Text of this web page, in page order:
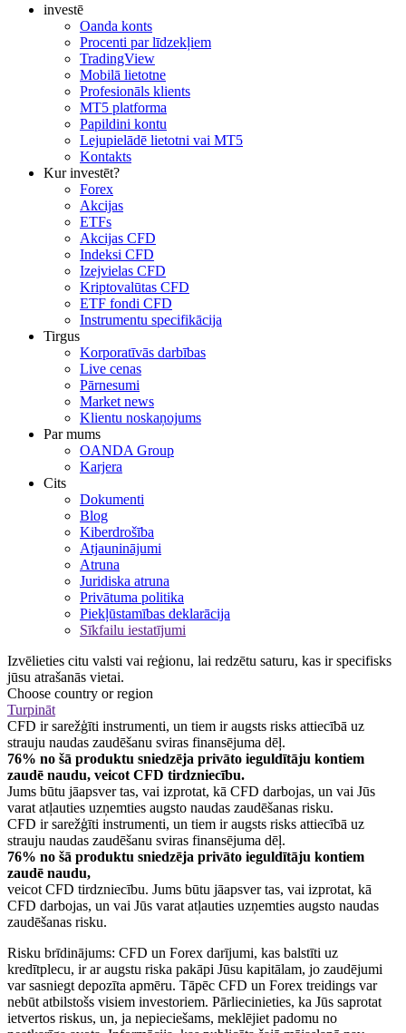
investē
Oanda konts
Procenti par līdzekļiem
TradingView
Mobilā lietotne
Profesionāls klients
MT5 platforma
Papildini kontu
Lejupielādē lietotni vai MT5
Kontakts
Kur investēt?
Forex
Akcijas
ETFs
Akcijas CFD
Indeksi CFD
Izejvielas CFD
Kriptovalūtas CFD
ETF fondi CFD
Instrumentu specifikācija
Tirgus
Korporatīvās darbības
Live cenas
Pārnesumi
Market news
Klientu noskaņojums
Par mums
OANDA Group
Karjera
Cits
Dokumenti
Blog
Kiberdrošība
Atjauninājumi
Atruna
Juridiska atruna
Privātuma politika
Piekļūstamības deklarācija
Sīkfailu iestatījumi
Izvēlieties citu valsti vai reģionu, lai redzētu saturu, kas ir specifisks
jūsu atrašanās vietai.
Choose country or region
Turpināt
CFD ir sarežģīti instrumenti, un tiem ir augsts risks attiecībā uz
strauju naudas zaudēšanu sviras finansējuma dēļ.
76% no šā produktu sniedzēja privāto ieguldītāju kontiem
zaudē naudu, veicot CFD tirdzniecību.
Jums būtu jāapsver tas, vai izprotat, kā CFD darbojas, un vai Jūs
varat atļauties uzņemties augsto naudas zaudēšanas risku.
CFD ir sarežģīti instrumenti, un tiem ir augsts risks attiecībā uz
strauju naudas zaudēšanu sviras finansējuma dēļ.
76% no šā produktu sniedzēja privāto ieguldītāju kontiem
zaudē naudu,
veicot CFD tirdzniecību. Jums būtu jāapsver tas, vai izprotat, kā
CFD darbojas, un vai Jūs varat atļauties uzņemties augsto naudas
zaudēšanas risku.
Risku brīdinājums: CFD un Forex darījumi, kas balstīti uz
kredītplecu, ir ar augstu riska pakāpi Jūsu kapitālam, jo zaudējumi
var sasniegt depozīta apmēru. Tāpēc CFD un Forex treidings var
nebūt atbilstošs visiem investoriem. Pārliecinieties, ka Jūs saprotat
ietvertos riskus, un, ja nepieciešams, meklējiet padomu no